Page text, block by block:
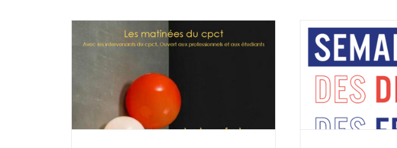
VENDREDI 8 MARS | PAS TOUTES ÉGALES –
CONFÉRENCE-DÉBAT AVEC LE CPCT